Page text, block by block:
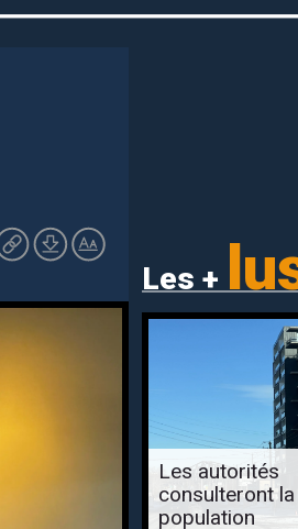
Les +
Les autorités
consulteront la
population